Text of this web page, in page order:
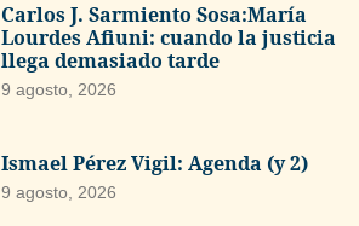
Carlos J. Sarmiento Sosa:María
Lourdes Afiuni: cuando la justicia
llega demasiado tarde
9 agosto, 2026
Ismael Pérez Vigil: Agenda (y 2)
9 agosto, 2026